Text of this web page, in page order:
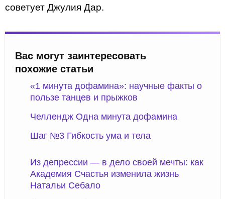
советует Джулия Дар.
Вас могут заинтересовать
похожие статьи
«1 минута дофамина»: научные факты о
пользе танцев и прыжков
Челлендж Одна минута дофамина
Шаг №3 Гибкость ума и тела
Из депрессии — в дело своей мечты: как
Академия Счастья изменила жизнь
Натальи Себало